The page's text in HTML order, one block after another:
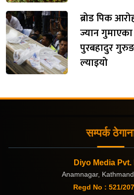
ब्रोड पिक
ज्यान गुमाएका
पुरबहादुर
ल्याइयो
सम्पर्क
Diyo Media Pvt.
Anamnagar,
Regd No : 521/